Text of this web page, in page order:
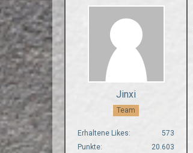
Jinxi
Team
Erhaltene Likes
573
Punkte
20.603